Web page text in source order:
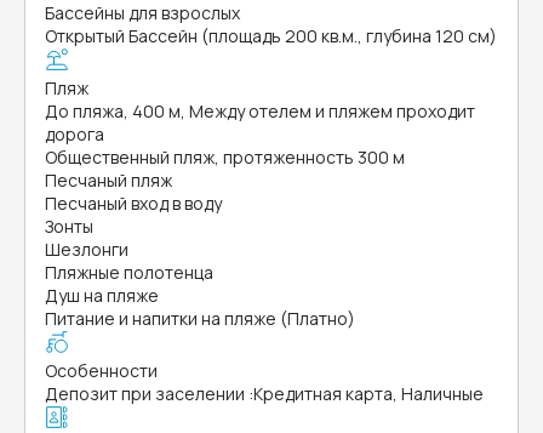
Бассейны для взрослых
Открытый Бассейн (площадь 200 кв.м., глубина 120 см)
Пляж
До пляжа, 400 м, Между отелем и пляжем проходит
дорога
Общественный пляж, протяженность 300 м
Песчаный пляж
Песчаный вход в воду
Зонты
Шезлонги
Пляжные полотенца
Душ на пляже
Питание и напитки на пляже (Платно)
Особенности
Депозит при заселении :Кредитная карта, Наличные